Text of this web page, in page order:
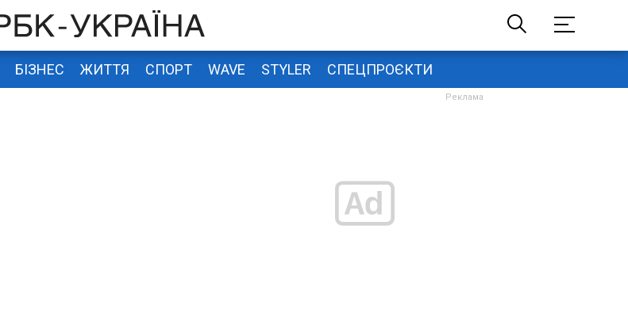
БІЗНЕС ЖИТТЯ СПОРТ WAVE STYLER СПЕЦПРОЄКТИ